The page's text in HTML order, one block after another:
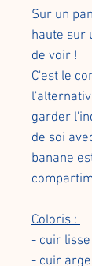
Sur un
haute sur
de voir !
C'est le
garder
de soi
banane
Coloris :
- cuir
- cuir